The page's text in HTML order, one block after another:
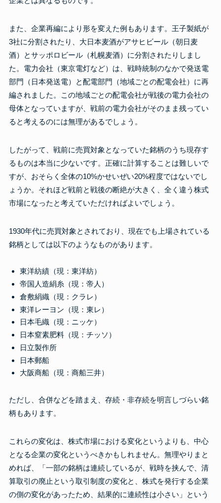
また、企業再編により形を変えた例もあります。王子製紙が
3社に分割されたり、大日本麦酒がアサヒビール（朝日麦
酒）とサッポロビール（札幌麦酒）に分割されたりしまし
た。電力会社（東京電灯など）は、戦時統制のなかで発送電
部門（日本発送電）と配電部門（地域ごとの配電会社）に再
編されました。この地域ごとの配電会社が戦後の電力会社の
母体となっていますが、戦前の電力会社がそのまま残ってい
ると考えるのには無理があるでしょう。
したがって、戦前に売買対象となっていた銘柄のうち現存す
るものは本当に少ないです。正確に計算することは難しいで
すが、おそらく全体の10%かせいぜい20%程度ではないでし
ょうか。それほど戦前と戦後の断絶が大きく、全く違う株式
市場になったと考えていただければよいでしょう。
1930年代に売買対象とされており、現在でも上場されている
銘柄としては以下のようなものがあります。
東洋紡績（現：東洋紡）
帝国人造絹糸（現：帝人）
倉敷絹織（現：クラレ）
東洋レーヨン（現：東レ）
日本毛織（現：ニッケ）
日本窒素肥料（現：チッソ）
日立製作所
日本郵船
大阪商船（現：商船三井）
ただし、合併などを踏まえ、存続・非存続を明言しづらい銘
柄もあります。
これらの変化は、株式市場における変化というよりも、中心
となる企業の変化というべきかもしれません。無理やりまと
めれば、「一部の銘柄は連続しているが、戦時を挟んで、清
算取引の廃止という取引制度の変化と、株式を発行する企業
の側の変化があったため、結果的に連続性は小さい」という